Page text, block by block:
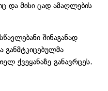
და მისი ცად ამაღლების
შინაგანად
ქვეყანაზე განავრცეს.